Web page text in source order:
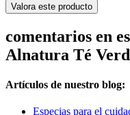
Valora este producto
comentarios en
Alnatura Té
Artículos de nuestro blog:
Especias para el